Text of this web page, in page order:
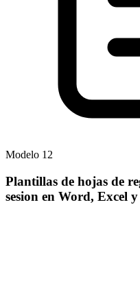
Modelo 12
Plantillas de hojas de
sesion en Word, Excel